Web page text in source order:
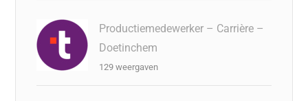
Productiemedewerker – Carrière –
Doetinchem
129 weergaven